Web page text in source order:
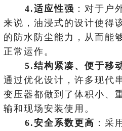
4.适应性强 ：对于户
来说，油浸式的设计使得
的防水防尘能力，从而能
正常运作。
5.结构紧凑、便于移
通过优化设计，许多现代
变压器都做到了体积小、
输和现场安装使用。
6.安全系数更高 ：采